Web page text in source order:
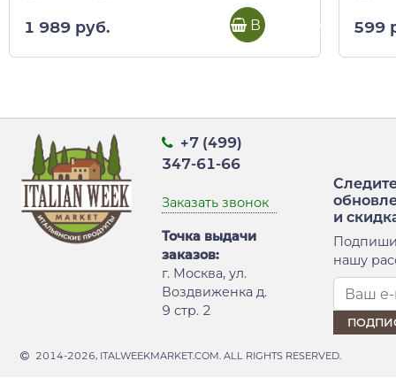
1 989 руб. В корзину 599
+7 (499)
347-61-66
Заказать звонок
Точка выдачи
заказов:
г. Москва, ул.
Воздвиженка д.
9 стр. 2
и
нашу
2014-2026, ITALWEEKMARKET.COM. ALL RIGHTS RESERVED.